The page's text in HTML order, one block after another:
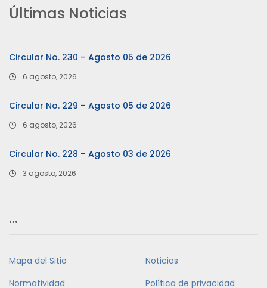
Últimas Noticias
Circular No. 230 – Agosto 05 de 2026
6 agosto, 2026
Circular No. 229 – Agosto 05 de 2026
6 agosto, 2026
Circular No. 228 – Agosto 03 de 2026
3 agosto, 2026
…
Mapa del Sitio
Noticias
Normatividad
Política de privacidad